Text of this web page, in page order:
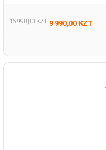
16 990,00 KZT 9 990,00 KZT